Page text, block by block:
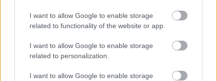
I want to allow Google to enable storage
related to functionality of the website or app.
I want to allow Google to enable storage
related to personalization.
I want to allow Google to enable storage
Reméljük, ezt a borzasztóan szigorú bőrnadrágot jól
megnézte az előző fotón!